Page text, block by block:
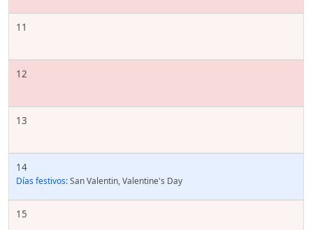
11
12
13
14
Días festivos:San Valentin, Valentine's Day
15